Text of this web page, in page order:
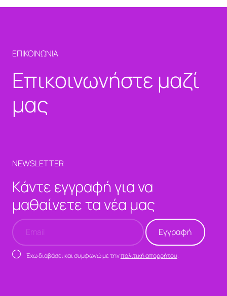
ΕΠΙΚΟΙΝΩΝΙΑ
Επικοινωνήστε μαζί
μας
NEWSLETTER
Κάντε εγγραφή για να
μαθαίνετε τα νέα μας
Έχω διαβάσει και συμφωνώ με τηνπολιτική απορρήτου.